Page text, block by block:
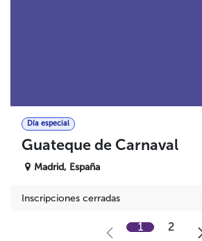
Día especial
Guateque de Carnaval
Madrid, España
Inscripciones cerradas
1 2